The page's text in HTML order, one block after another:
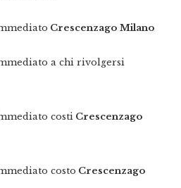
Crescenzago Milano
a chi rivolgersi
costi Crescenzago
costo Crescenzago